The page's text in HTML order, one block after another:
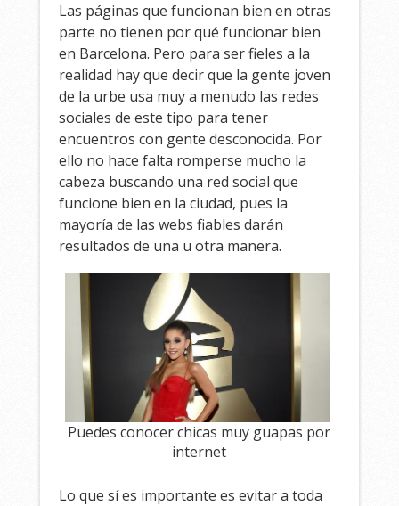
Las páginas que funcionan bien en otras
parte no tienen por qué funcionar bien
en Barcelona. Pero para ser fieles a la
realidad hay que decir que la gente joven
de la urbe usa muy a menudo las redes
sociales de este tipo para tener
encuentros con gente desconocida. Por
ello no hace falta romperse mucho la
cabeza buscando una red social que
funcione bien en la ciudad, pues la
mayoría de las webs fiables darán
resultados de una u otra manera.
Puedes conocer chicas muy guapas por
internet
Lo que sí es importante es evitar a toda